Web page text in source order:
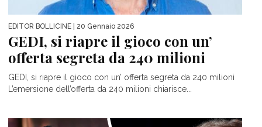
EDITOR BOLLICINE | 20 Gennaio 2026
GEDI, si riapre il gioco con un’
offerta segreta da 240 milioni
GEDI, si riapre il gioco con un’ offerta segreta da 240 milioni
L’emersione dell’offerta da 240 milioni chiarisce...